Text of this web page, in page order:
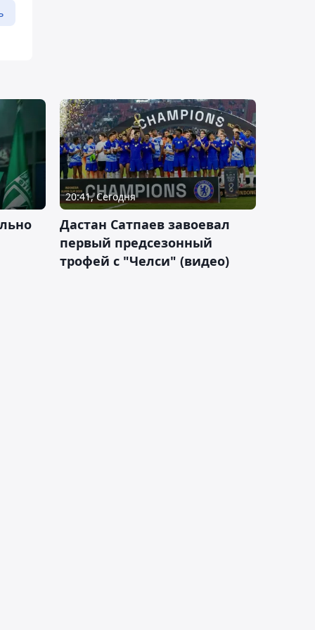
20:41, Сегодня
Дастан Сатпаев завоевал
первый предсезонный
трофей с "Челси" (видео)